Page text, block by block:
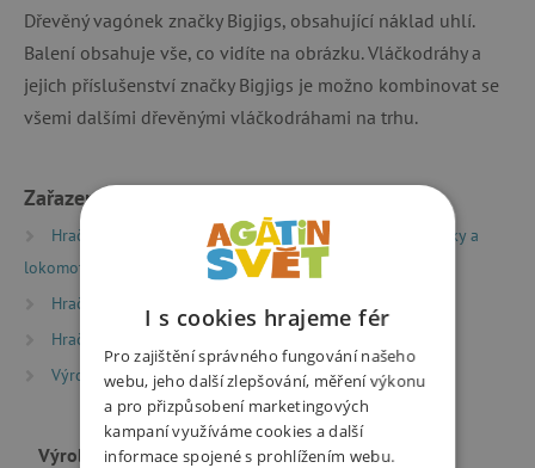
Dřevěný vagónek značky Bigjigs, obsahující náklad uhlí.
Balení obsahuje vše, co vidíte na obrázku. Vláčkodráhy a
jejich příslušenství značky Bigjigs je možno kombinovat se
všemi dalšími dřevěnými vláčkodráhami na trhu.
Zařazeno v kategoriích
Hračky dle typu Dřevěné vláčkodráhy
Vagonky a
lokomotivy
Hračky dle věku
Hračky dle věku
Výrobci
Bigjigs
Výrobce Bigjigs
I s cookies hrajeme fér
Pro zajištění správného fungování našeho
webu, jeho další zlepšování, měření výkonu
a pro přizpůsobení marketingových
kampaní využíváme cookies a další
informace spojené s prohlížením webu.